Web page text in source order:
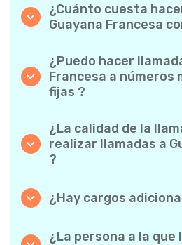
¿Cuánto cuesta
Guayana Francesa
para llamadas a Guayana
Simplemente consulta
recientes en la app: sin
sorpresas.
¿Puedo hacer
Francesa a números
fijas ?
móviles como a líneas
Francesa con facilidad.
¿La calidad de la
realizar llamadas a
?
conversaciones suenan
¿Hay cargos
minuto transparentes y
¿La persona a la